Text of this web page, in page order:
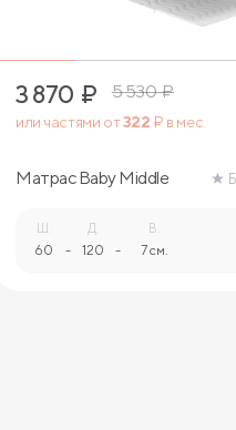
3 870 ₽ 5 530₽
или частями от322 ₽ в мес.
Матрас Baby Middle
Ш.
60 -
Д.
120 -
В.
7 см.